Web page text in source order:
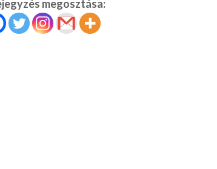
megosztása: